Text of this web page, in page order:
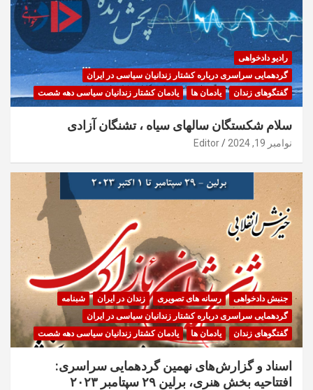
رادیو دادخواهی
گردهمایی سراسری درباره کشتار زندانیان سیاسی در ایران
گفتگوهای زندان
یادمان ها یادمان کشتار زندانیان سیاسی دهه شصت
سلام شکستگان سالهای سیاه ، تشنگان آزادی
نوامبر 19, 2024 Editor
جنبش دادخواهی رسانه های تصویری زندان در ایران
شبنامه
گردهمایی سراسری درباره کشتار زندانیان سیاسی در ایران
گفتگوهای زندان
یادمان ها یادمان کشتار زندانیان سیاسی دهه شصت
اسناد و گزارش‌های نهمین گردهمایی سراسری:
افتتاحیه بخش هنری، برلین ۲۹ سپتامبر ۲۰۲۳